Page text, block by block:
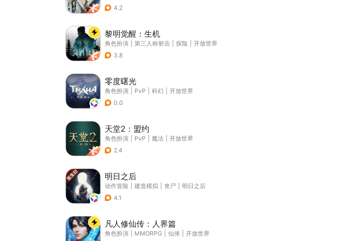
4.2
黎明觉醒：生机
角色扮演 第三人称射击 探险
开放世界
3.8
零度曙光
角色扮演 PvP 科幻
开放世界
0.0
天堂2：盟约
角色扮演 PvP 魔法
开放世界
2.4
明日之后
动作冒险 建造模拟 丧尸
明日之后
4.1
凡人修仙传：人界篇
角色扮演 MMORPG 仙侠
开放世界